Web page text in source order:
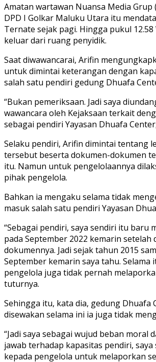
Amatan wartawan Nuansa Media Grup
DPD I Golkar Maluku Utara itu
Ternate sejak pagi. Hingga pukul
keluar dari ruang penyidik.
Saat diwawancarai, Arifin
untuk dimintai keterangan dengan
salah satu pendiri gedung Dhuafa
“Bukan pemeriksaan. Jadi saya
wawancara oleh Kejaksaan terkait
sebagai pendiri Yayasan Dhuafa
Selaku pendiri, Arifin dimintai tentang
tersebut beserta dokumen-dokumen
itu. Namun untuk pengelolaannya
pihak pengelola.
Bahkan ia mengaku selama tidak
masuk salah satu pendiri Yayasan
“Sebagai pendiri, saya sendiri itu baru
pada September 2022 kemarin setelah
dokumennya. Jadi sejak tahun 2015
September kemarin saya tahu. Selama
pengelola juga tidak pernah
tuturnya.
Sehingga itu, kata dia, gedung Dhuafa
disewakan selama ini ia juga tidak
“Jadi saya sebagai wujud beban moral
jawab terhadap kapasitas pendiri, saya
kepada pengelola untuk melaporkan